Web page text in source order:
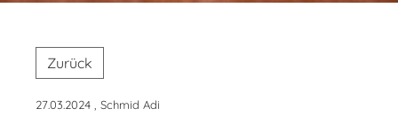
Zurück
27.03.2024 , Schmid Adi